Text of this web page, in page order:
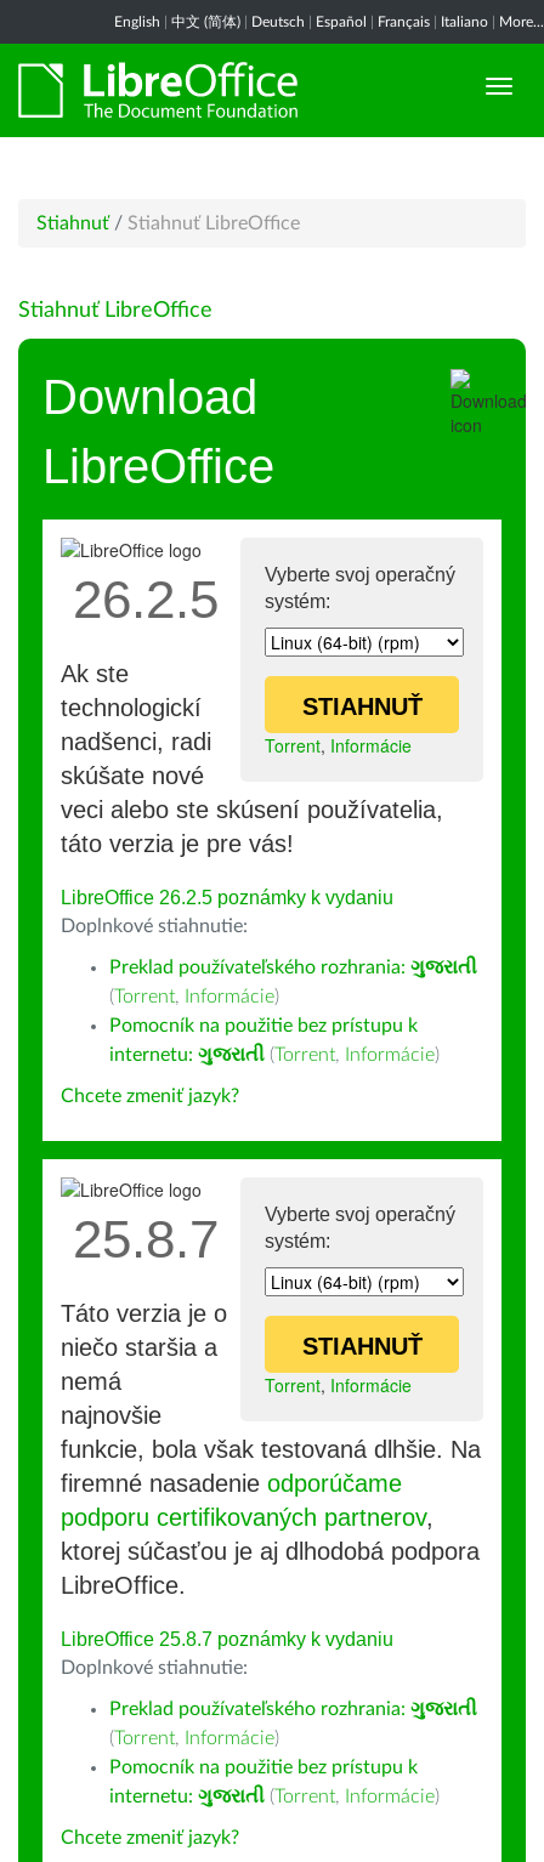
English 中文 (简体) Deutsch Español Français Italiano More...
Stiahnuť / Stiahnuť LibreOffice
Stiahnuť LibreOffice
Download
LibreOffice
Vyberte svoj operačný
systém:
STIAHNUŤ
Torrent, Informácie
26.2.5
Ak ste
technologickí
nadšenci, radi
skúšate nové
veci alebo ste skúsení používatelia,
táto verzia je pre vás!
LibreOffice 26.2.5 poznámky k vydaniu
Doplnkové stiahnutie:
Preklad používateľského rozhrania: ગુજરાતી
(Torrent, Informácie)
Pomocník na použitie bez prístupu k
internetu: ગુજરાતી (Torrent, Informácie)
Chcete zmeniť jazyk?
Vyberte svoj operačný
systém:
STIAHNUŤ
Torrent, Informácie
25.8.7
Táto verzia je o
niečo staršia a
nemá
najnovšie
funkcie, bola však testovaná dlhšie. Na
firemné nasadenie odporúčame
podporu certifikovaných partnerov,
ktorej súčasťou je aj dlhodobá podpora
LibreOffice.
LibreOffice 25.8.7 poznámky k vydaniu
Doplnkové stiahnutie:
Preklad používateľského rozhrania: ગુજરાતી
(Torrent, Informácie)
Pomocník na použitie bez prístupu k
internetu: ગુજરાતી (Torrent, Informácie)
Chcete zmeniť jazyk?